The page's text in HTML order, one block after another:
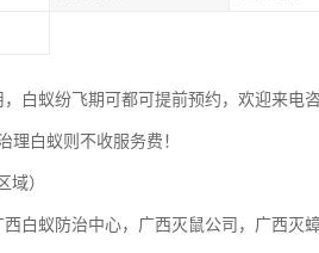
白蚁纷飞期可都可提前预约，欢迎来电咨
理白蚁则不收服务费！
）
白蚁防治中心，广西灭鼠公司，广西灭